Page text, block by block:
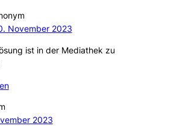
November 2023
ist in der Mediathek zu
2023